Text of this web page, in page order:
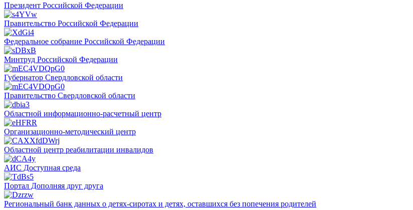
Президент Российской Федерации
Правительство Российской Федерации
Федеральное собрание Российской Федерации
Минтруд Российской Федерации
Губернатор Свердловской области
Правительство Свердловской области
Областной информационно-расчетный центр
Организационно-методический центр
Областной центр реабилитации инвалидов
АИС Доступная среда
Портал Дополняя друг друга
Региональный банк данных о детях-сиротах и детях, оставшихся без попечения родителей